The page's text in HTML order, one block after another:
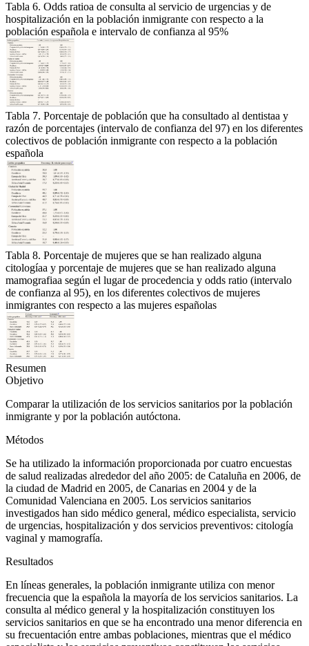
Tabla 6. Odds ratioa de consulta al servicio de urgencias y de
hospitalización en la población inmigrante con respecto a la
población española e intervalo de confianza al 95%
Tabla 7. Porcentaje de población que ha consultado al dentistaa y
razón de porcentajes (intervalo de confianza del 97) en los diferentes
colectivos de población inmigrante con respecto a la población
española
Tabla 8. Porcentaje de mujeres que se han realizado alguna
citologíaa y porcentaje de mujeres que se han realizado alguna
mamografiaa según el lugar de procedencia y odds ratio (intervalo
de confianza al 95), en los diferentes colectivos de mujeres
inmigrantes con respecto a las mujeres españolas
Resumen
Objetivo
Comparar la utilización de los servicios sanitarios por la población
inmigrante y por la población autóctona.
Métodos
Se ha utilizado la información proporcionada por cuatro encuestas
de salud realizadas alrededor del año 2005: de Cataluña en 2006, de
la ciudad de Madrid en 2005, de Canarias en 2004 y de la
Comunidad Valenciana en 2005. Los servicios sanitarios
investigados han sido médico general, médico especialista, servicio
de urgencias, hospitalización y dos servicios preventivos: citología
vaginal y mamografía.
Resultados
En líneas generales, la población inmigrante utiliza con menor
frecuencia que la española la mayoría de los servicios sanitarios. La
consulta al médico general y la hospitalización constituyen los
servicios sanitarios en que se ha encontrado una menor diferencia en
su frecuentación entre ambas poblaciones, mientras que el médico